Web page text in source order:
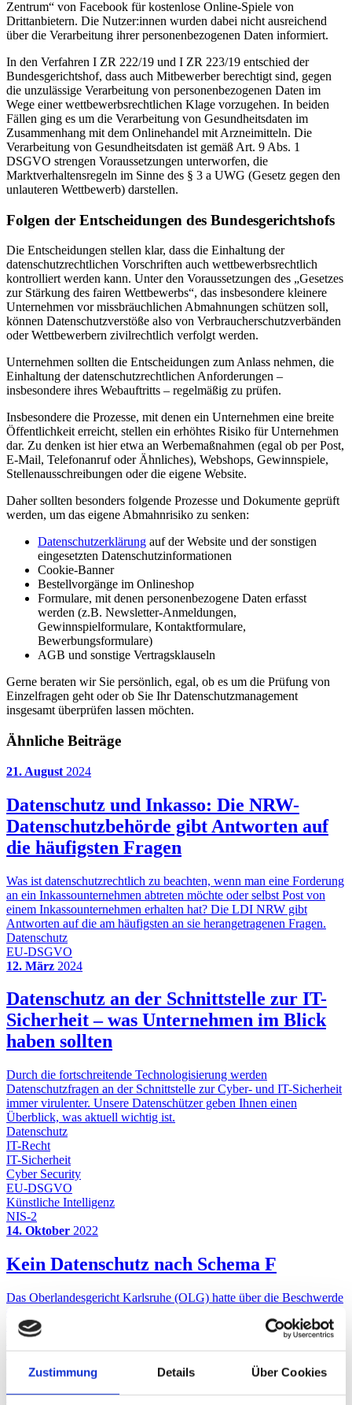
Zustimmung Details Über Cookies
Zentrum“ von Facebook für kostenlose Online-Spiele von
Drittanbietern. Die Nutzer:innen wurden dabei nicht ausreichend
über die Verarbeitung ihrer personenbezogenen Daten informiert.
In den Verfahren I ZR 222/19 und I ZR 223/19 entschied der
Bundesgerichtshof, dass auch Mitbewerber berechtigt sind, gegen
die unzulässige Verarbeitung von personenbezogenen Daten im
Wege einer wettbewerbsrechtlichen Klage vorzugehen. In beiden
Fällen ging es um die Verarbeitung von Gesundheitsdaten im
Zusammenhang mit dem Onlinehandel mit Arzneimitteln. Die
Verarbeitung von Gesundheitsdaten ist gemäß Art. 9 Abs. 1
DSGVO strengen Voraussetzungen unterworfen, die
Marktverhaltensregeln im Sinne des § 3 a UWG (Gesetz gegen den
unlauteren Wettbewerb) darstellen.
Folgen der Entscheidungen des Bundesgerichtshofs
Die Entscheidungen stellen klar, dass die Einhaltung der
datenschutzrechtlichen Vorschriften auch wettbewerbsrechtlich
kontrolliert werden kann. Unter den Voraussetzungen des „Gesetzes
zur Stärkung des fairen Wettbewerbs“, das insbesondere kleinere
Unternehmen vor missbräuchlichen Abmahnungen schützen soll,
können Datenschutzverstöße also von Verbraucherschutzverbänden
oder Wettbewerbern zivilrechtlich verfolgt werden.
Unternehmen sollten die Entscheidungen zum Anlass nehmen, die
Einhaltung der datenschutzrechtlichen Anforderungen –
insbesondere ihres Webauftritts – regelmäßig zu prüfen.
Insbesondere die Prozesse, mit denen ein Unternehmen eine breite
Öffentlichkeit erreicht, stellen ein erhöhtes Risiko für Unternehmen
dar. Zu denken ist hier etwa an Werbemaßnahmen (egal ob per Post,
E-Mail, Telefonanruf oder Ähnliches), Webshops, Gewinnspiele,
Stellenausschreibungen oder die eigene Website.
Daher sollten besonders folgende Prozesse und Dokumente geprüft
werden, um das eigene Abmahnrisiko zu senken:
Datenschutzerklärung auf der Website und der sonstigen
eingesetzten Datenschutzinformationen
Cookie-Banner
Bestellvorgänge im Onlineshop
Formulare, mit denen personenbezogene Daten erfasst
werden (z.B. Newsletter-Anmeldungen,
Gewinnspielformulare, Kontaktformulare,
Bewerbungsformulare)
AGB und sonstige Vertragsklauseln
Gerne beraten wir Sie persönlich, egal, ob es um die Prüfung von
Einzelfragen geht oder ob Sie Ihr Datenschutzmanagement
insgesamt überprüfen lassen möchten.
Ähnliche Beiträge
21. August 2024
Datenschutz und Inkasso: Die NRW-
Datenschutzbehörde gibt Antworten auf
die häufigsten Fragen
Was ist datenschutzrechtlich zu beachten, wenn man eine Forderung
an ein Inkassounternehmen abtreten möchte oder selbst Post von
einem Inkassounternehmen erhalten hat? Die LDI NRW gibt
Antworten auf die am häufigsten an sie herangetragenen Fragen.
Datenschutz
EU-DSGVO
12. März 2024
Datenschutz an der Schnittstelle zur IT-
Sicherheit – was Unternehmen im Blick
haben sollten
Durch die fortschreitende Technologisierung werden
Datenschutzfragen an der Schnittstelle zur Cyber- und IT-Sicherheit
immer virulenter. Unsere Datenschützer geben Ihnen einen
Überblick, was aktuell wichtig ist.
Datenschutz
IT-Recht
IT-Sicherheit
Cyber Security
EU-DSGVO
Künstliche Intelligenz
NIS-2
14. Oktober 2022
Kein Datenschutz nach Schema F
Das Oberlandesgericht Karlsruhe (OLG) hatte über die Beschwerde
ein Urteil der Vergabekammer Baden-Württemberg zu entscheiden.
Im Ausgangsfall ging es um das Vergabeverfahren zweier
kommunaler Krankenhausgesellschaften. Die Vorinstanz hatte
geurteilt, dass die Ablehnung des Cloud-Anbieters rechtmäßig
gewesen sei. Das OLG gab jedoch der Beschwerde des Cloud-
Anbieters recht. Diese Entscheidung ist von gewisser Bedeutung für